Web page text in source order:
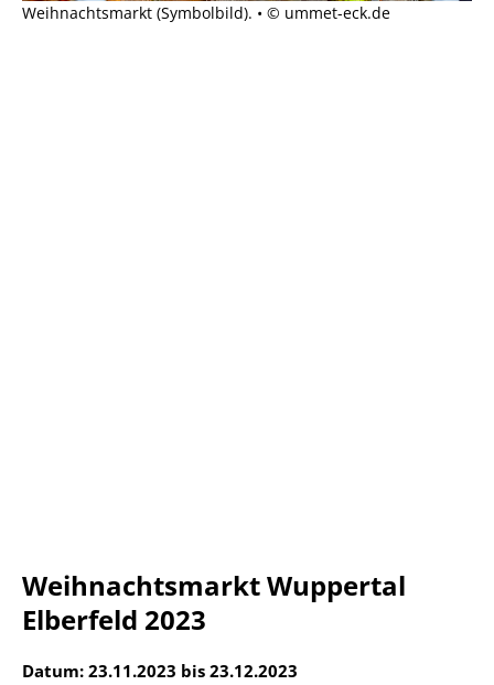
Weihnachtsmarkt (Symbolbild). • © ummet-eck.de
Weihnachtsmarkt Wuppertal
Elberfeld 2023
Datum: 23.11.2023 bis 23.12.2023